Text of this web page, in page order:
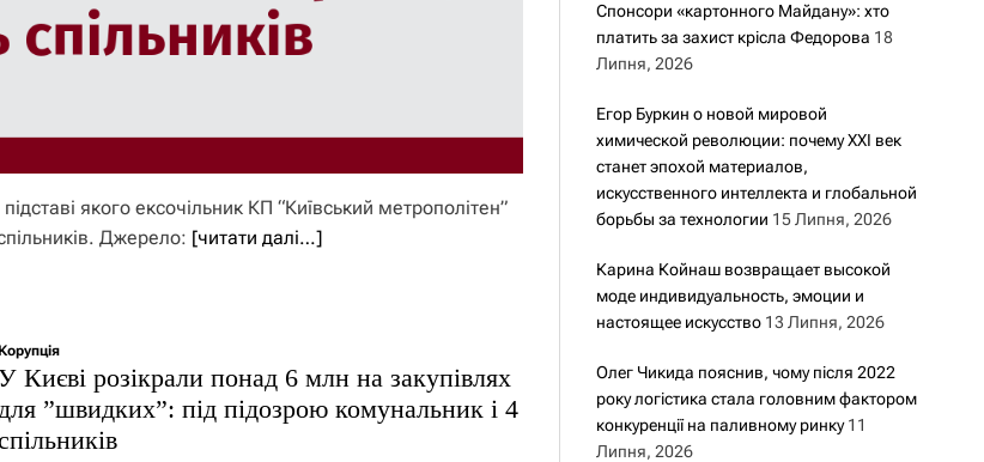
якого ексочільник КП “Київський метрополітен”
Джерело: [читати далі…]
Корупція
Києві розікрали понад 6 млн на закупівлях
”швидких”: під підозрою комунальник і 4
Спонсори «картонного Майдану»: хто
платить за захист крісла Федорова 18
Липня, 2026
Егор Буркин о новой мировой
химической революции: почему XXI век
станет эпохой материалов,
искусственного интеллекта и глобальной
борьбы за технологии 15 Липня, 2026
Карина Койнаш возвращает высокой
моде индивидуальность, эмоции и
настоящее искусство 13 Липня, 2026
Олег Чикида пояснив, чому після 2022
року логістика стала головним фактором
конкуренції на паливному ринку 11
Липня, 2026